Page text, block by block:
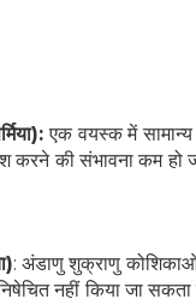
एक वयस्क में
की संभावना कम हो
: अंडाणु शुक्राणु कोशिकाओं
नहीं किया जा